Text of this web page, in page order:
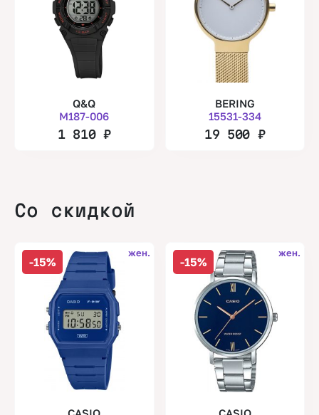
Q&Q
M187-006
1 810 ₽
BERING
15531-334
19 500 ₽
Со скидкой
-15%
жен.
-15%
жен.